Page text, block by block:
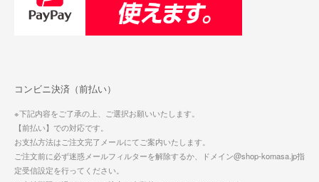
コンビニ決済（前払い）
※下記内容をご了承の上、ご選択お願いいたします。
【前払い】での対応です。
お支払方法はご注文完了メールにてご案内いたします。
ご注文前に必ず迷惑メールフィルターを解除するか、ドメイン@shop-komasa.jp指
定受信設定を行ってください。